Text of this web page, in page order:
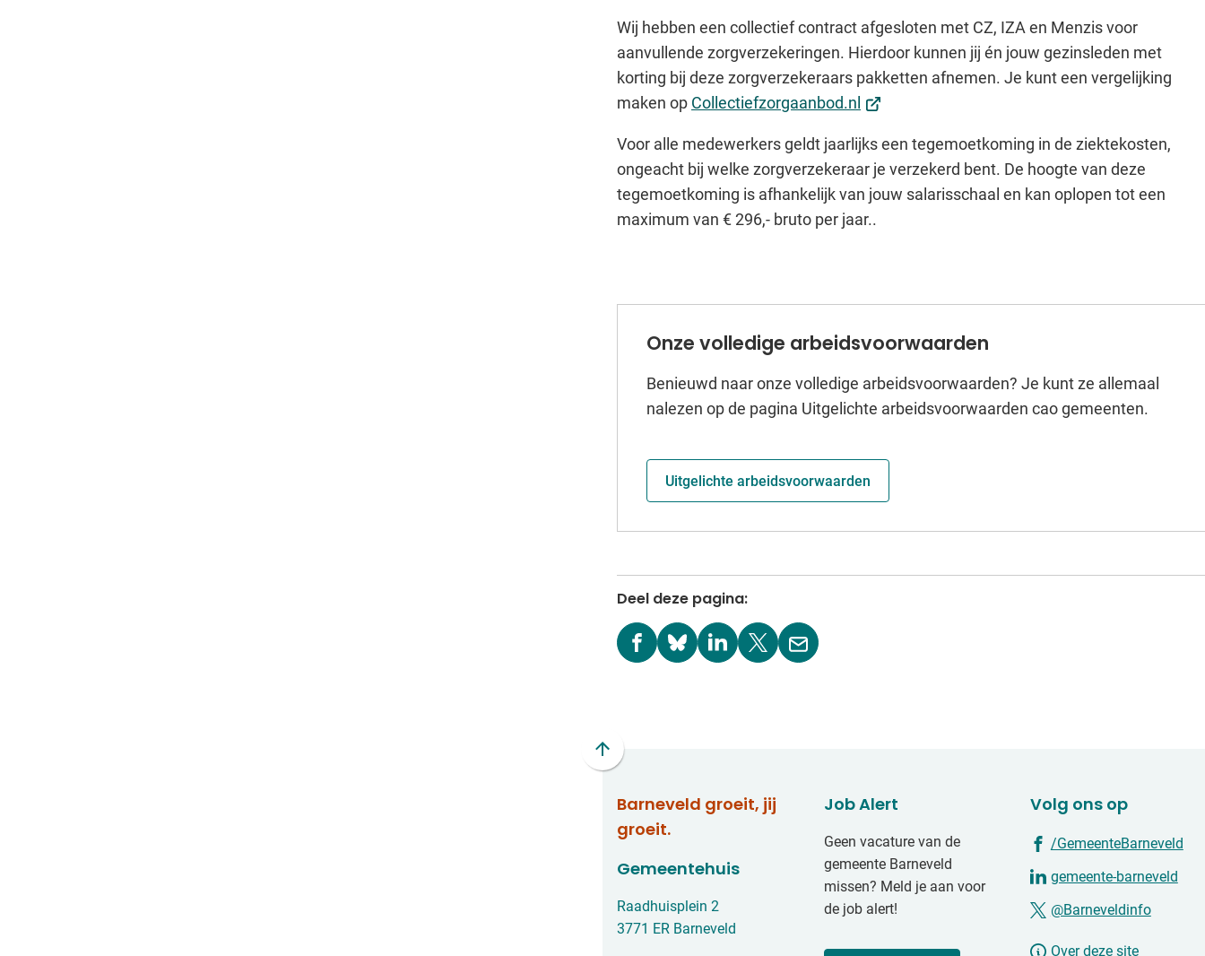
Wij hebben een collectief contract afgesloten met CZ, IZA en Menzis voor
aanvullende zorgverzekeringen. Hierdoor kunnen jij én jouw gezinsleden met
korting bij deze zorgverzekeraars pakketten afnemen. Je kunt een vergelijking
maken op Collectiefzorgaanbod.nl (Verwijst
een
externe
website)
Voor alle medewerkers geldt jaarlijks een tegemoetkoming in de ziektekosten,
ongeacht bij welke zorgverzekeraar je verzekerd bent. De hoogte van deze
tegemoetkoming is afhankelijk van jouw salarisschaal en kan oplopen tot een
maximum van € 296,- bruto per jaar..
Onze volledige arbeidsvoorwaarden
Benieuwd naar onze volledige arbeidsvoorwaarden? Je kunt ze allemaal
nalezen op de pagina Uitgelichte arbeidsvoorwaarden cao gemeenten.
Uitgelichte arbeidsvoorwaarden
Deel deze pagina:
(Verwijst(Verwijst(Verwijst(Verwijst(Verwijst
Scroll
boven
naar
begin
paginainhoud
Barneveld groeit, jij
groeit.
Gemeentehuis
Raadhuisplein 2
3771 ER Barneveld
Job Alert
Geen vacature van de
gemeente Barneveld
missen? Meld je aan voor
de job alert!
Volg ons op
/GemeenteBarneveld
gemeente-barneveld
@Barneveldinfo
Over deze site